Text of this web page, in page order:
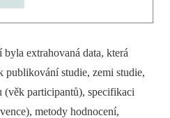
extrahovaná data, která
publikování studie, zemi studie,
(věk participantů), specifikaci
metody hodnocení,